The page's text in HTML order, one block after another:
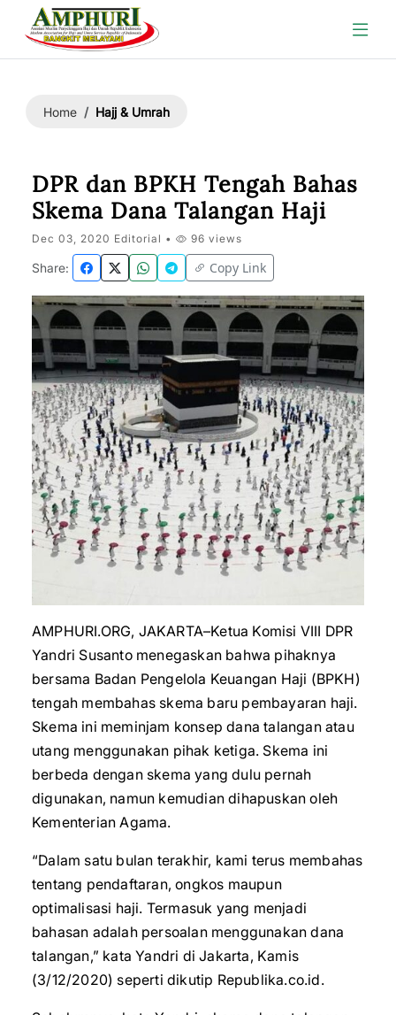
Home Hajj & Umrah
DPR dan BPKH Tengah Bahas
Skema Dana Talangan Haji
Dec 03, 2020 Editorial • 96 views
Share: Copy Link
AMPHURI.ORG, JAKARTA–Ketua Komisi VIII DPR
Yandri Susanto menegaskan bahwa pihaknya
bersama Badan Pengelola Keuangan Haji (BPKH)
tengah membahas skema baru pembayaran haji.
Skema ini meminjam konsep dana talangan atau
utang menggunakan pihak ketiga. Skema ini
berbeda dengan skema yang dulu pernah
digunakan, namun kemudian dihapuskan oleh
Kementerian Agama.
“Dalam satu bulan terakhir, kami terus membahas
tentang pendaftaran, ongkos maupun
optimalisasi haji. Termasuk yang menjadi
bahasan adalah persoalan menggunakan dana
talangan,” kata Yandri di Jakarta, Kamis
(3/12/2020) seperti dikutip Republika.co.id.